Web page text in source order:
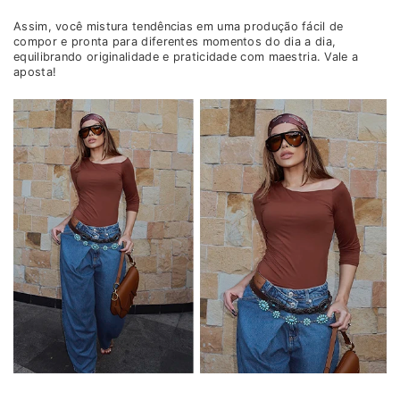
Assim, você mistura tendências em uma produção fácil de
compor e pronta para diferentes momentos do dia a dia,
equilibrando originalidade e praticidade com maestria. Vale a
aposta!